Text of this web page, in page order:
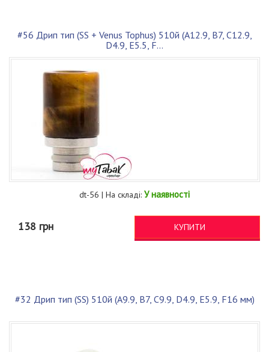
#56 Дрип тип (SS + Venus Tophus) 510й (A12.9, B7, C12.9,
D4.9, E5.5, F...
dt-56 | На складі: У наявності
138 грн КУПИТИ
#32 Дрип тип (SS) 510й (A9.9, B7, C9.9, D4.9, E5.9, F16 мм)